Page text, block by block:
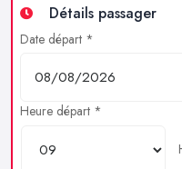
Détails passager
Date départ *
Heure départ *